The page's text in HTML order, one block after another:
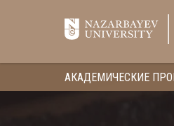
АКАДЕМИЧЕСКИЕ